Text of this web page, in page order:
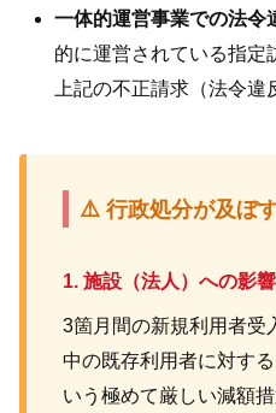
一体的運営事業での法令
的に運営されている指定
上記の不正請求（法令違
⚠️ 行政処分が及ぼ
1. 施設（法人）への影響
3箇月間の新規利用者受
中の既存利用者に対す
いう極めて厳しい減額